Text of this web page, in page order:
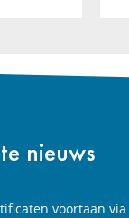
nieuws
voortaan